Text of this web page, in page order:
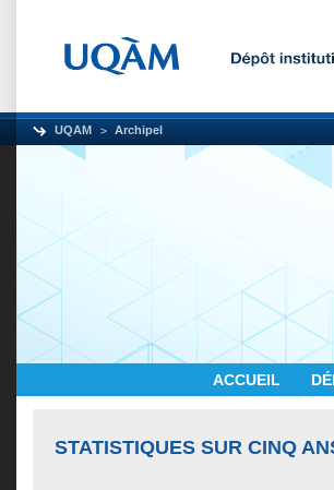
UQAM Archipel
ACCUEIL
STATISTIQUES SUR CINQ